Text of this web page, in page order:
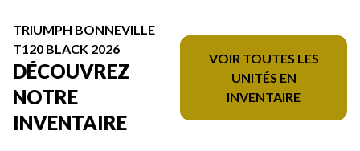
TRIUMPH BONNEVILLE
T120 BLACK 2026
DÉCOUVREZ
NOTRE
INVENTAIRE
VOIR TOUTES LES
UNITÉS EN
INVENTAIRE